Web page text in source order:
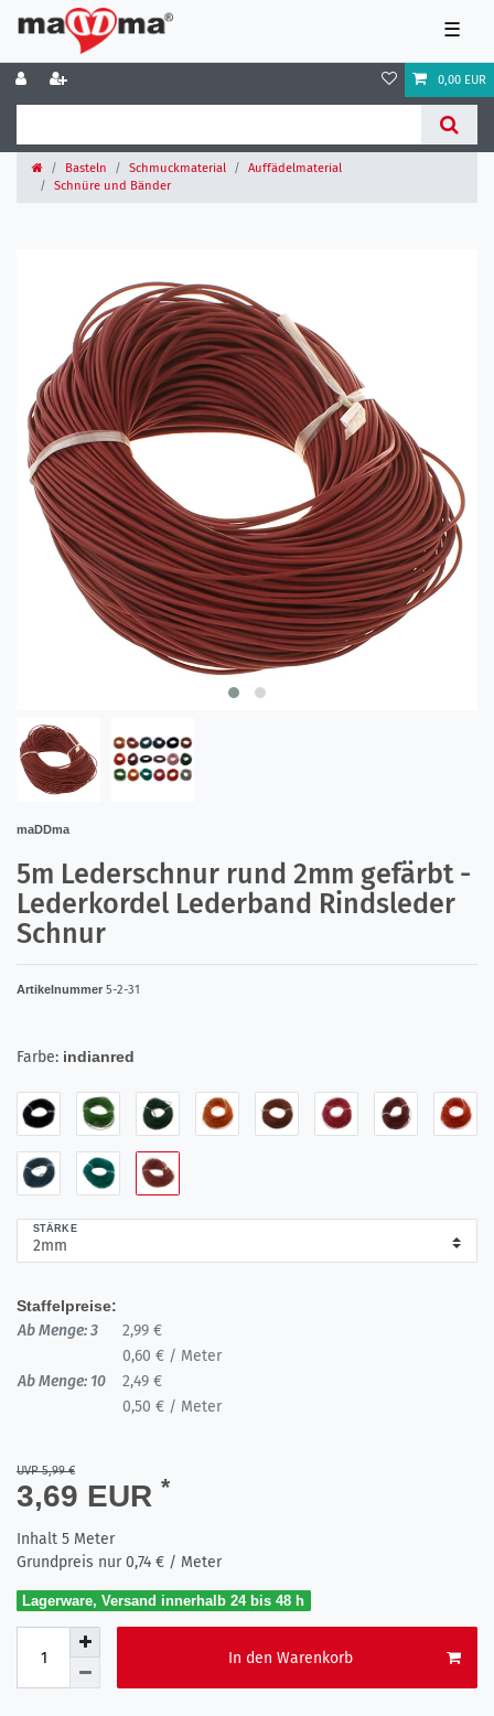
☰
0,00 EUR
Basteln Schmuckmaterial
Auffädelmaterial
Schnüre und Bänder
maDDma
5m Lederschnur rund 2mm gefärbt -
Lederkordel Lederband Rindsleder
Schnur
Artikelnummer 5-2-31
Farbe: indianred
STÄRKE
Staffelpreise:
Ab Menge: 3
2,99 €
0,60 € / Meter
Ab Menge: 10
2,49 €
0,50 € / Meter
UVP 5,99 €
3,69 EUR *
Inhalt 5 Meter
Grundpreis nur0,74 € / Meter
Lagerware, Versand innerhalb 24 bis 48 h
In den Warenkorb